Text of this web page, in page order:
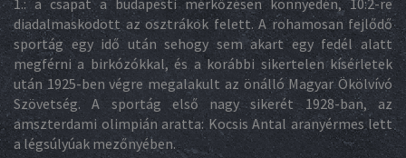
1.: a csapat a budapesti mérkőzésen könnyedén, 10:2-re
diadalmaskodott az osztrákok felett. A rohamosan fejlődő
sportág egy idő után sehogy sem akart egy fedél alatt
megférni a birkózókkal, és a korábbi sikertelen kísérletek
után 1925-ben végre megalakult az önálló Magyar Ökölvívó
Szövetség. A sportág első nagy sikerét 1928-ban, az
amszterdami olimpián aratta: Kocsis Antal aranyérmes lett
a légsúlyúak mezőnyében.